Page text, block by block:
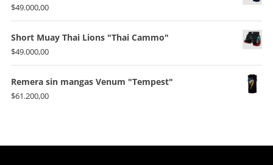
$49.000,00
Short Muay Thai Lions "Thai Cammo"
$49.000,00
Remera sin mangas Venum "Tempest"
$61.200,00